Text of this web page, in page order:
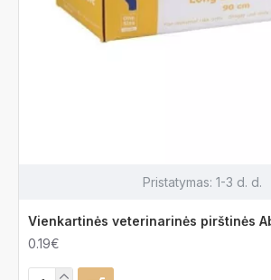
Pristatymas: 1-3 d. d.
Vienkartinės veterinarinės pirštinės
0.19€